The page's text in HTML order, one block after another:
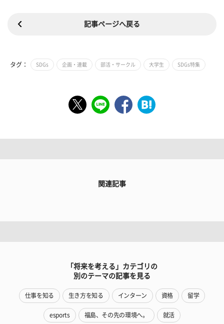
記事ページへ戻る
タグ： SDGs 企画・連載 部活・サークル 大学生 SDGs特集
関連記事
「将来を考える」カテゴリの
別のテーマの記事を見る
仕事を知る 生き方を知る インターン 資格 留学
esports 福島、その先の環境へ。 就活